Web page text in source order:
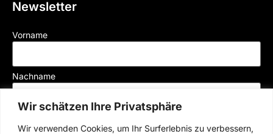
Wir schätzen Ihre Privatsphäre
Wir verwenden Cookies, um Ihr Surferlebnis zu verbessern,
Newsletter
Vorname
Nachname